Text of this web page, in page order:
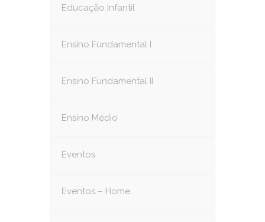
Educação Infantil
Ensino Fundamental I
Ensino Fundamental II
Ensino Médio
Eventos
Eventos – Home